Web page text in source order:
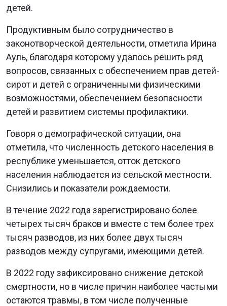
детей.
Продуктивным было сотрудничество в
законотворческой деятельности, отметила Ирина
Ауль, благодаря которому удалось решить ряд
вопросов, связанных с обеспечением прав детей-
сирот и детей с ограниченными физическими
возможностями, обеспечением безопасности
детей и развитием системы профилактики.
Говоря о демографической ситуации, она
отметила, что численность детского населения в
республике уменьшается, отток детского
населения наблюдается из сельской местности.
Снизились и показатели рождаемости.
В течение 2022 года зарегистрировано более
четырех тысяч браков и вместе с тем более трех
тысяч разводов, из них более двух тысяч
разводов между супругами, имеющими детей.
В 2022 году зафиксировано снижение детской
смертности, но в числе причин наиболее частыми
остаются травмы, в том числе полученные